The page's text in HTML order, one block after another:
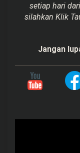
setiap hari dari
silahkan Klik
Jangan